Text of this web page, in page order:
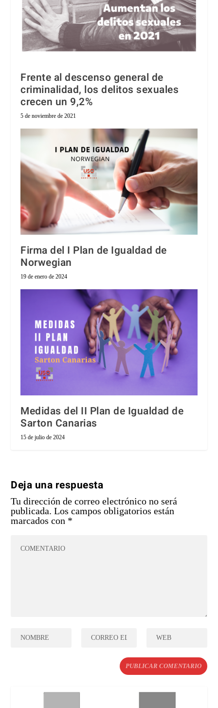
Frente al descenso general de
criminalidad, los delitos sexuales
crecen un 9,2%
5 de noviembre de 2021
Firma del I Plan de Igualdad de
Norwegian
19 de enero de 2024
Medidas del II Plan de Igualdad de
Sarton Canarias
15 de julio de 2024
Deja una respuesta
Tu dirección de correo electrónico no será
publicada. Los campos obligatorios están
marcados con *